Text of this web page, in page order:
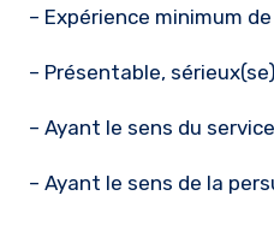
– Expérience minimum
– Présentable,
– Ayant le sens du
– Ayant le sens de la